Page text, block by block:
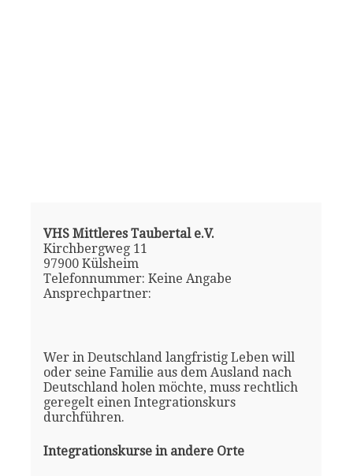
VHS Mittleres Taubertal e.V.
Kirchbergweg 11
97900 Külsheim
Telefonnummer: Keine Angabe
Ansprechpartner:
Wer in Deutschland langfristig Leben will
oder seine Familie aus dem Ausland nach
Deutschland holen möchte, muss rechtlich
geregelt einen Integrationskurs
durchführen.
Integrationskurse in andere Orte